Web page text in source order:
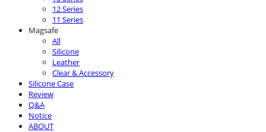
12 Series
11 Series
Magsafe
All
Silicone
Leather
Clear & Accessory
Silicone Case
Review
Q&A
Notice
ABOUT